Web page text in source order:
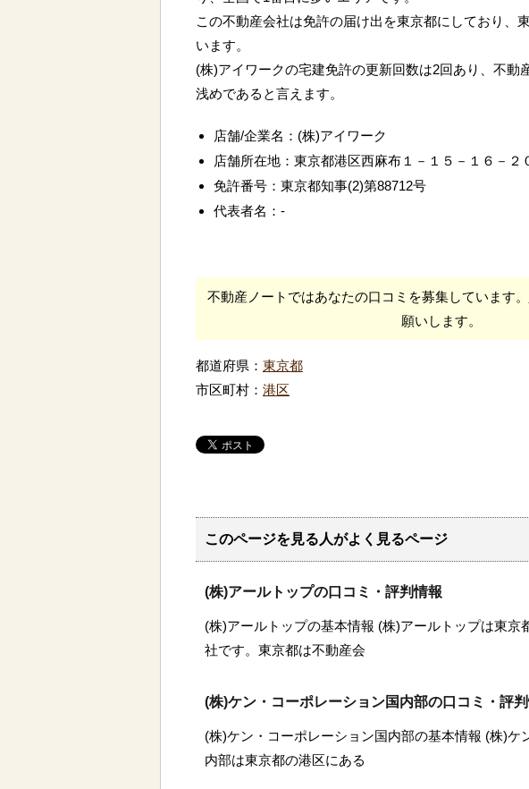
この不動産会社は免許の届け出を東京都にしており、
います。
(株)アイワークの宅建免許の更新回数は2回あり、不動
浅めであると言えます。
店舗/企業名：(株)アイワーク
店舗所在地：東京都港区西麻布１－１５－１６－２
免許番号：東京都知事(2)第88712号
代表者名：-
不動産ノートではあなたの口コミを募集しています。
願いします。
都道府県： 東京都
市区町村： 港区
このページを見る人がよく見るページ
(株)アールトップの口コミ・評判情報
(株)アールトップの基本情報 (株)アールトップは東京
社です。東京都は不動産会
(株)ケン・コーポレーション国内部の口コミ・評
(株)ケン・コーポレーション国内部の基本情報 (株)ケ
内部は東京都の港区にある